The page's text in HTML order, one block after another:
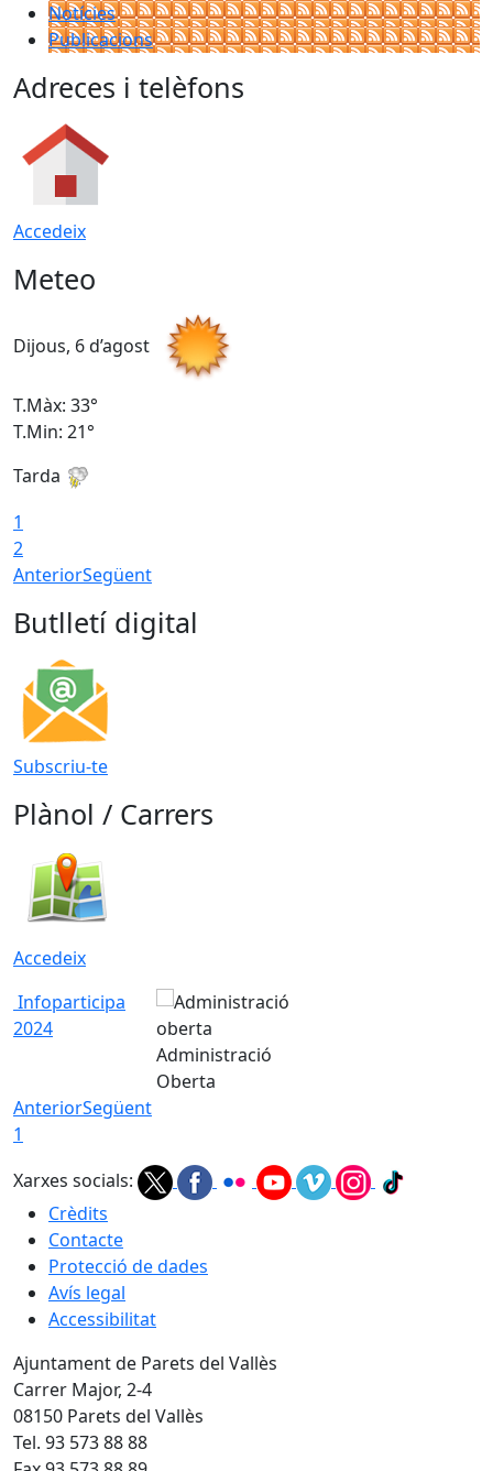
Notícies
Publicacions
Adreces i telèfons
Accedeix
Meteo
Dijous, 6 d’agost
T.Màx: 33°
T.Min: 21°
Tarda
1
2
AnteriorSegüent
Butlletí digital
Subscriu-te
Plànol / Carrers
Accedeix
Infoparticipa
2024
Administració
Oberta
AnteriorSegüent
1
Xarxes socials:
Crèdits
Contacte
Protecció de dades
Avís legal
Accessibilitat
Ajuntament de Parets del Vallès
Carrer Major, 2-4
08150 Parets del Vallès
Tel. 93 573 88 88